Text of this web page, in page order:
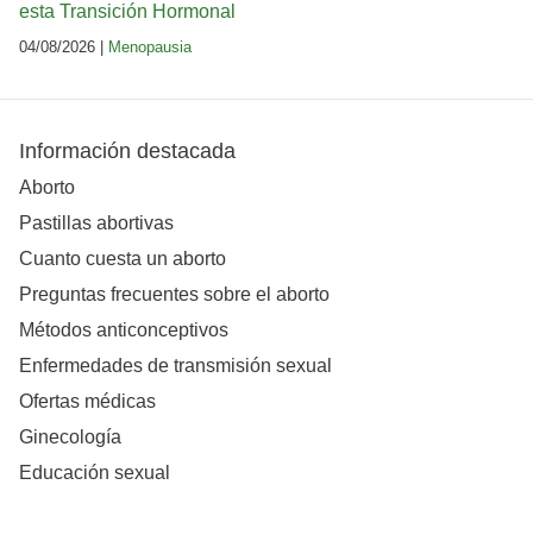
esta Transición Hormonal
04/08/2026 | Menopausia
Información destacada
Aborto
Pastillas abortivas
Cuanto cuesta un aborto
Preguntas frecuentes sobre el aborto
Métodos anticonceptivos
Enfermedades de transmisión sexual
Ofertas médicas
Ginecología
Educación sexual